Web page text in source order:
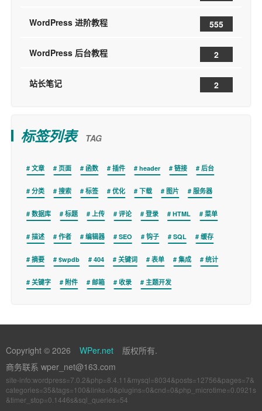
WordPress 进阶教程 555
WordPress 后台教程 2
站长笔记 2
标签列表 TAG
文章 页面 函数 插件 header 链接 后台
分类 搜索 标签 优化 下载 图片 服务器
数据库 标题 上传 评论 登录 HTML 菜单
描述 作者 编辑器 SEO 钩子 SQL 缓存
摘要 $wpdb 404 关键词 表单 集成 统计
关键字 附件 邮箱 收录 主题开发
Copyright © 2026 WPer.net
版权所有.
商务联系 wper_net@163.com
site-info:wordpress=7.0.2&php=8.4.11&mysql=8034&posts=12756&pages=7&
categories=35&tags=100&links=0&plugins=0&cnd=0&php_microtime=0.0921s
&timer_stop=0.1446s&sql_queries=54